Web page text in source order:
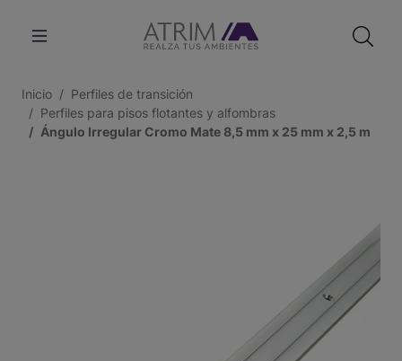
Inicio
Perfiles de transición
Perfiles para pisos flotantes y alfombras
Ángulo Irregular Cromo Mate 8,5 mm x 25 mm x 2,5 m